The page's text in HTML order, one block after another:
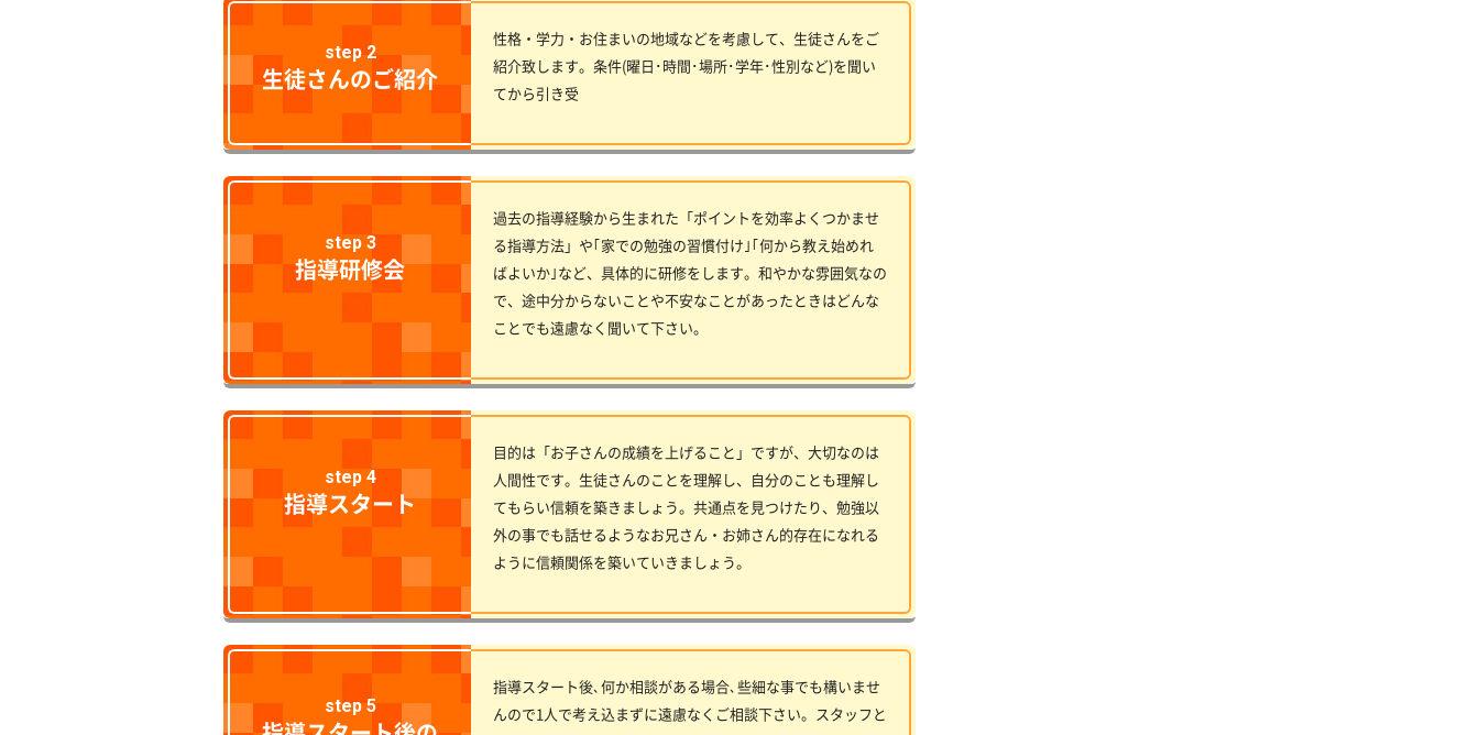
step 2
生徒さんのご紹介
性格・学力・お住まいの地域などを考慮して、生徒さんをご
紹介致します。条件(曜日･時間･場所･学年･性別など)を聞い
てから引き受
step 3
指導研修会
過去の指導経験から生まれた「ポイントを効率よくつかませ
る指導方法」や｢家での勉強の習慣付け｣｢何から教え始めれ
ばよいか｣など、具体的に研修をします。和やかな雰囲気なの
で、途中分からないことや不安なことがあったときはどんな
ことでも遠慮なく聞いて下さい。
step 4
指導スタート
目的は「お子さんの成績を上げること」ですが、大切なのは
人間性です。生徒さんのことを理解し、自分のことも理解し
てもらい信頼を築きましょう。共通点を見つけたり、勉強以
外の事でも話せるようなお兄さん・お姉さん的存在になれる
ように信頼関係を築いていきましょう。
step 5
指導スタート後､何か相談がある場合､些細な事でも構いませ
んので1人で考え込まずに遠慮なくご相談下さい。スタッフと